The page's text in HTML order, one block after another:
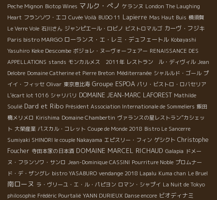
Peche Mignon Biotop Wines マルク・ぺノ ケランヌ London The Laughing
Heart フランソワ・エコ Cuvée Voilà BUDO 11 Lapierre Mas Haut Buis 横須賀
Le Verre Vole 石川さん ジャンピエール・ロビノ ビストロマルゴ カーヴ・フジキ
Paris bistro MARGO ローランス・エ・レミ・デュフェートル Kobayashi
Yasuhiro Keke Descombe ボジョレ・ヌーヴォーフェアー RENAISSANCE DES
APPELLATIONS stands モンカルメス 2011年 レストラン ル・ディヴィル Jean
Delobre Domaine Catherine et Pierre Breton Méditerranée シャルルド・ゴール プ
イイ・フィッセ Olivar 東京恵比寿 Groupe ESPOA パリ・ビストロ・ロバセリア
L'écart lot 1016 シャリバリ DOMAINE JEAN-MARC LAFOREST Mathilde
Soulié Dard et Ribo Président Association Internationale de Sommeliers 飯田
橋メリメロ Kirishima Domaine Chambertin ヴァランスの星レストラン”カシェッ
ト 大榮産業 パスカル・コレット Coupe de Monde 2018 Bistro Le Sancerre
Sumiyaki SHINORI le couple Nakayama エピスリー・フィン ゲシクト Christophe
Foucher 寺田本家の日本酒 DOMAINE MARCEL RICHAUD Galapia ドメー
ヌ・フランソワ・サンロ Jean-Dominique CASSINI Pourriture Noble プロムナー
ド・デ・ザングレ bistro YASABURO vendange 2018 Lapalu Kuma chan Le Bruel
南ローヌ ラ・ヴリーユ・エ・ル・パピヨン ロマン・シャプイ La Nuit de Tokyo
philosophie Frédéric Pourtalié YANN DURIEUX Danse encore ビオディナミ